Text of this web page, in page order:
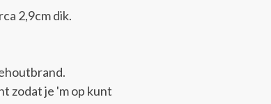
2,9cm dik.
zodat je 'm op kunt